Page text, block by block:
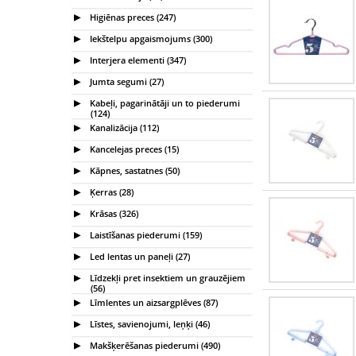
Higiēnas preces (247)
Iekštelpu apgaismojums (300)
Interjera elementi (347)
Jumta segumi (27)
Kabeļi, pagarinātāji un to piederumi
(124)
Kanalizācija (112)
Kancelejas preces (15)
Kāpnes, sastatnes (50)
Ķerras (28)
Krāsas (326)
Laistīšanas piederumi (159)
Led lentas un paneļi (27)
Līdzekļi pret insektiem un grauzējiem
(56)
Līmlentes un aizsargplēves (87)
Līstes, savienojumi, leņķi (46)
Makšķerēšanas piederumi (490)